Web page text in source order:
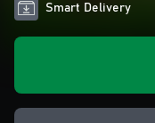
Smart Delivery